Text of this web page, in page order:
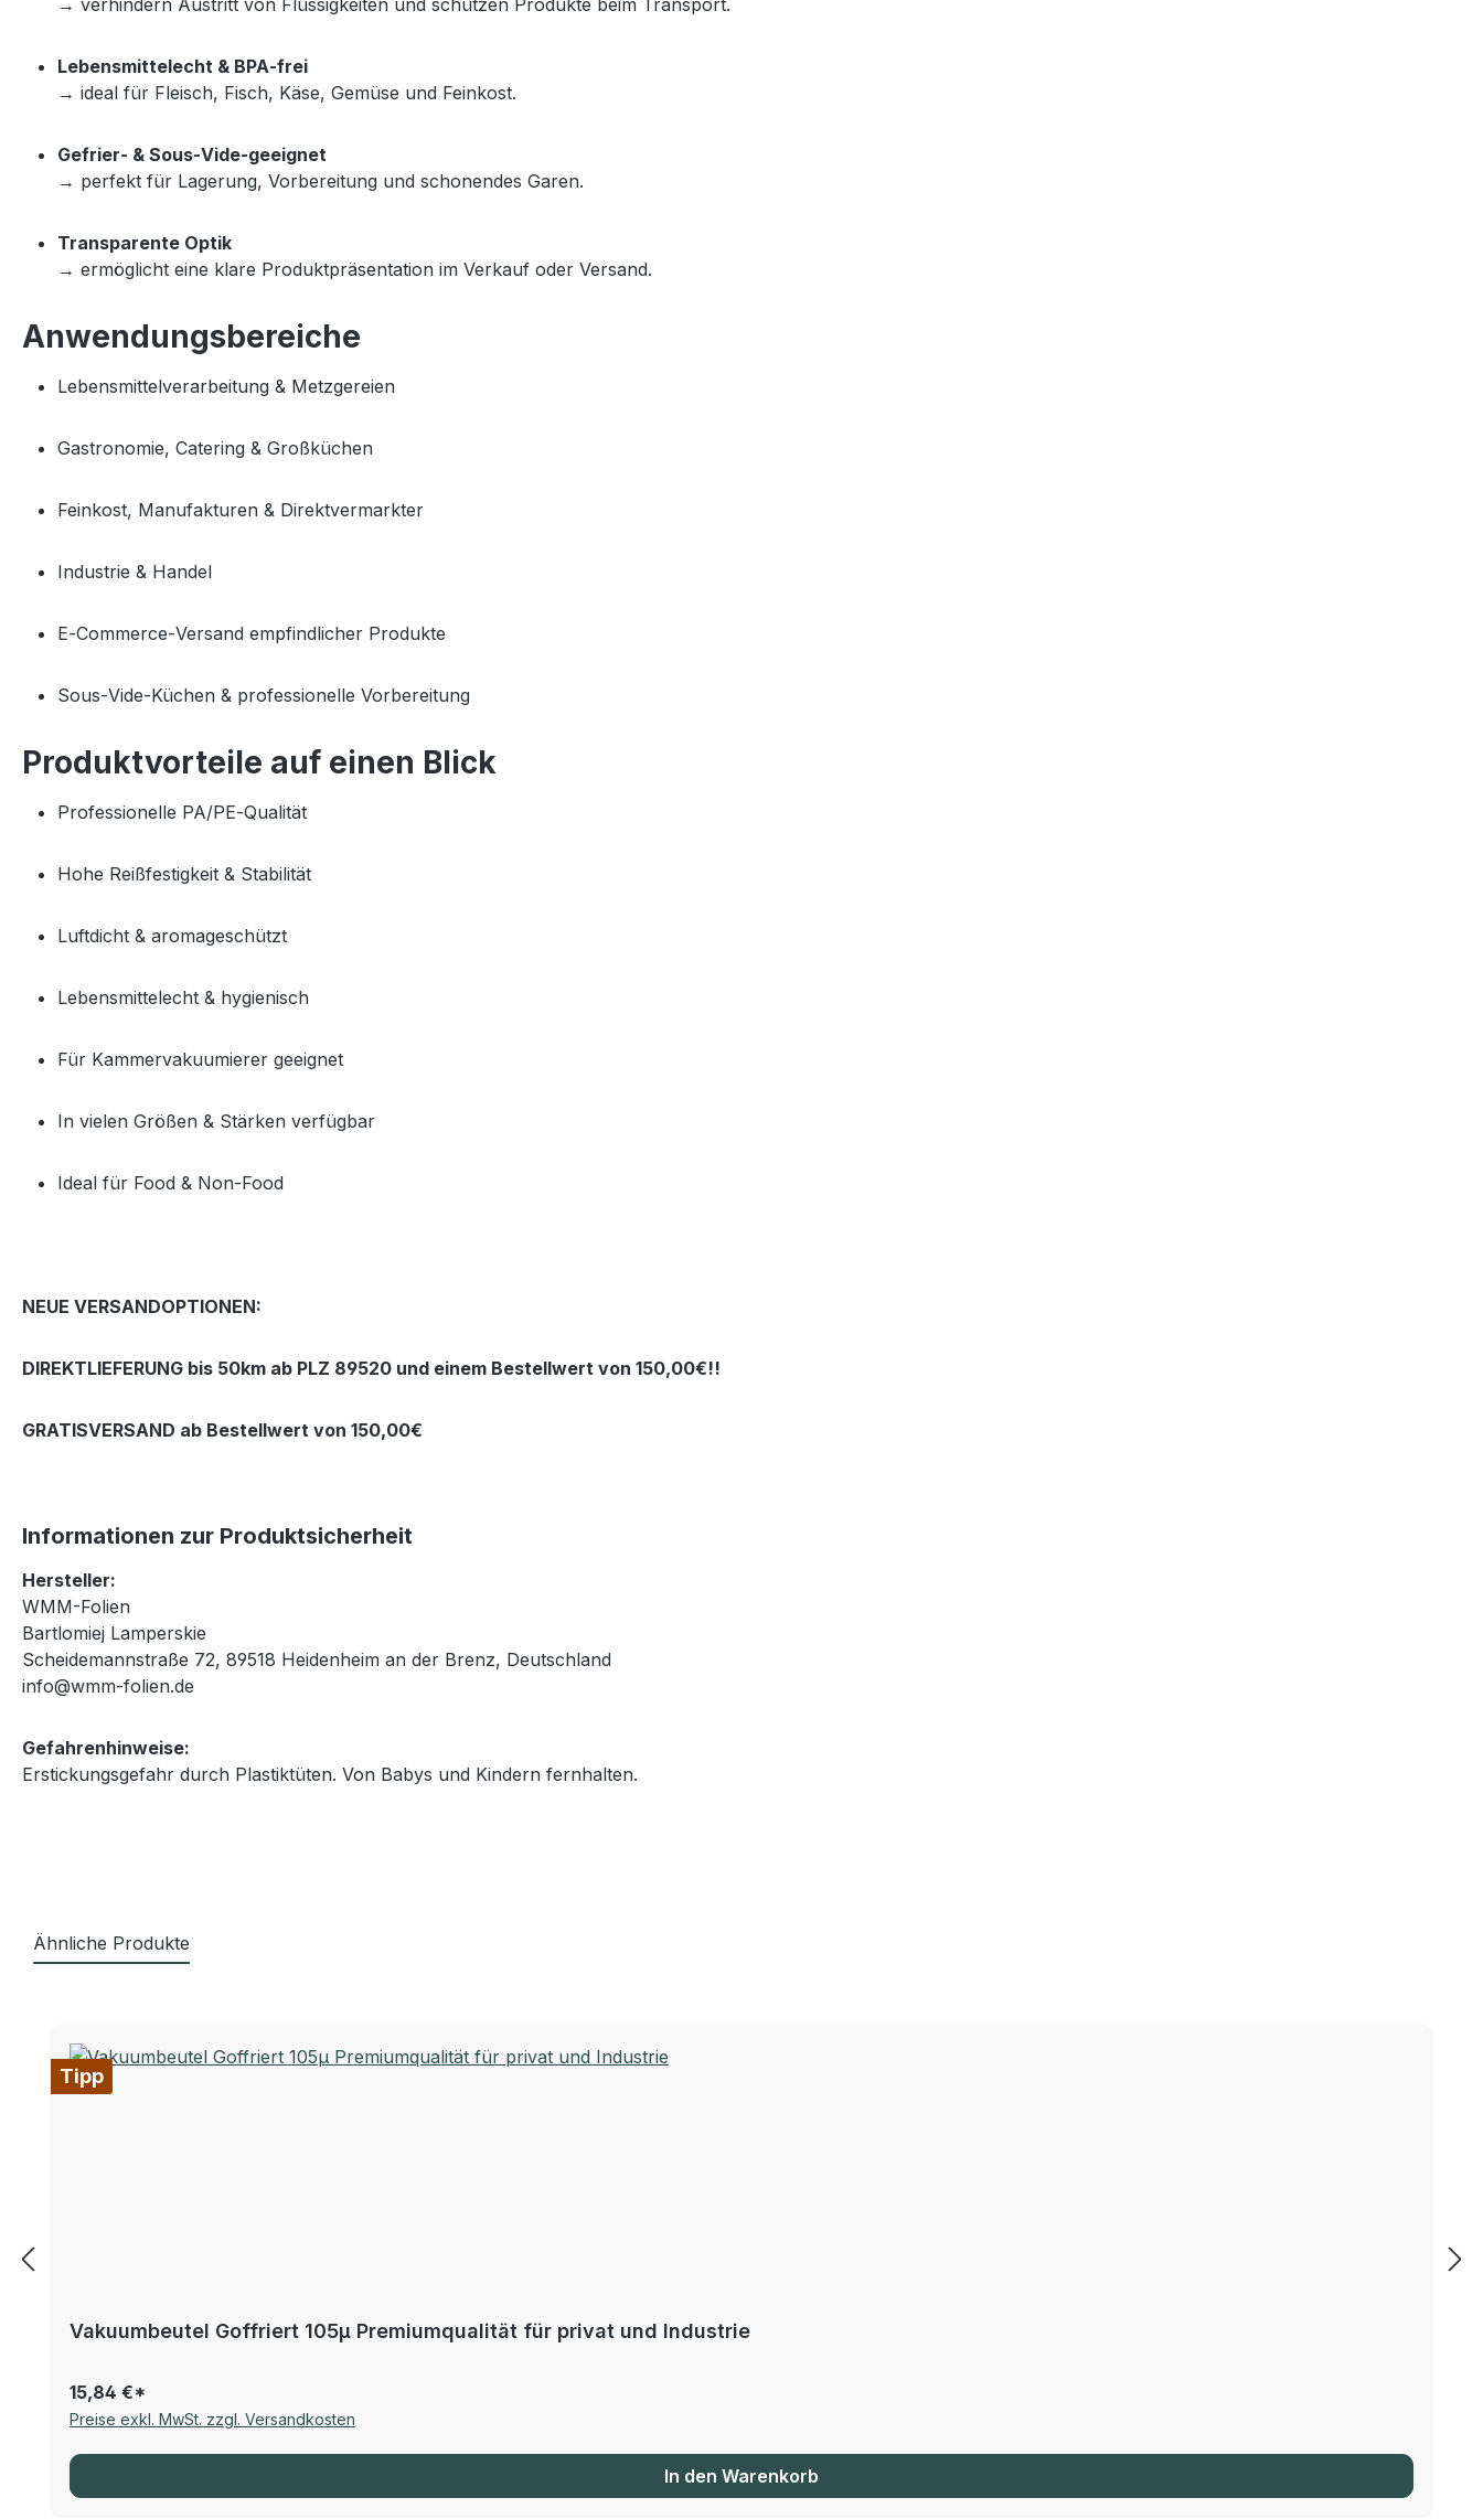
→ verhindern Austritt von Flüssigkeiten und schützen Produkte beim Transport.
Lebensmittelecht & BPA‑frei
→ ideal für Fleisch, Fisch, Käse, Gemüse und Feinkost.
Gefrier‑ & Sous‑Vide‑geeignet
→ perfekt für Lagerung, Vorbereitung und schonendes Garen.
Transparente Optik
→ ermöglicht eine klare Produktpräsentation im Verkauf oder Versand.
Anwendungsbereiche
Lebensmittelverarbeitung & Metzgereien
Gastronomie, Catering & Großküchen
Feinkost, Manufakturen & Direktvermarkter
Industrie & Handel
E‑Commerce‑Versand empfindlicher Produkte
Sous‑Vide‑Küchen & professionelle Vorbereitung
Produktvorteile auf einen Blick
Professionelle PA/PE‑Qualität
Hohe Reißfestigkeit & Stabilität
Luftdicht & aromageschützt
Lebensmittelecht & hygienisch
Für Kammervakuumierer geeignet
In vielen Größen & Stärken verfügbar
Ideal für Food & Non‑Food
NEUE VERSANDOPTIONEN:
DIREKTLIEFERUNG bis 50km ab PLZ 89520 und einem Bestellwert von 150,00€!!
GRATISVERSAND ab Bestellwert von 150,00€
Informationen zur Produktsicherheit
Hersteller:
WMM-Folien
Bartlomiej Lamperskie
Scheidemannstraße 72, 89518 Heidenheim an der Brenz, Deutschland
info@wmm-folien.de
Gefahrenhinweise:
Erstickungsgefahr durch Plastiktüten. Von Babys und Kindern fernhalten.
Ähnliche Produkte
Tipp
Vakuumbeutel Goffriert 105µ Premiumqualität für privat und Industrie
15,84 €*
Preise exkl. MwSt. zzgl. Versandkosten
In den Warenkorb